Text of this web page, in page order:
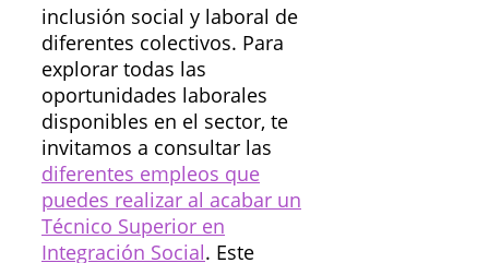
inclusión social y laboral de
diferentes colectivos. Para
explorar todas las
oportunidades laborales
disponibles en el sector, te
invitamos a consultar las
diferentes empleos que
puedes realizar al acabar un
Técnico Superior en
Integración Social. Este